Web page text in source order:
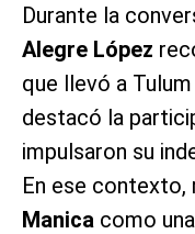
Durante la
Alegre López
que llevó a
destacó la
impulsaron su
En ese contexto,
Manica como